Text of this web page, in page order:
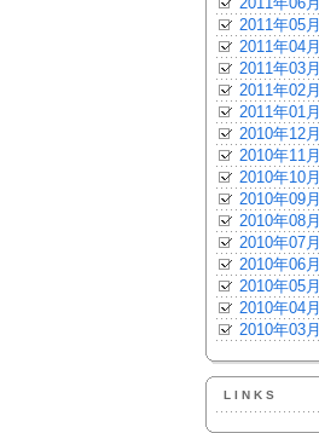
2011年05月
2011年04月
2011年03月
2011年02月
2011年01月
2010年12月
2010年11月
2010年10月
2010年09月
2010年08月
2010年07月
2010年06月
2010年05月
2010年04月
2010年03月
LINKS